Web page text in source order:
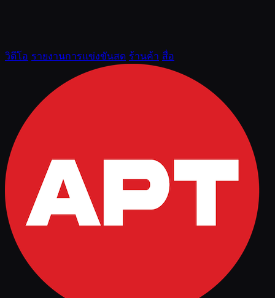
วิดีโอ รายงานการแข่งขันสด ร้านค้า สื่อ